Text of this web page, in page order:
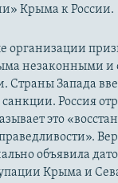
Крыма к России.
организации
незаконными и
Страны Запада
Россия
это
объявила
Крыма и